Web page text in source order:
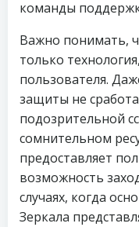
команды
Важно понимать,
только
пользователя.
защиты не
подозрительной
сомнительном
предоставляет
возможность
случаях, когда
Зеркала